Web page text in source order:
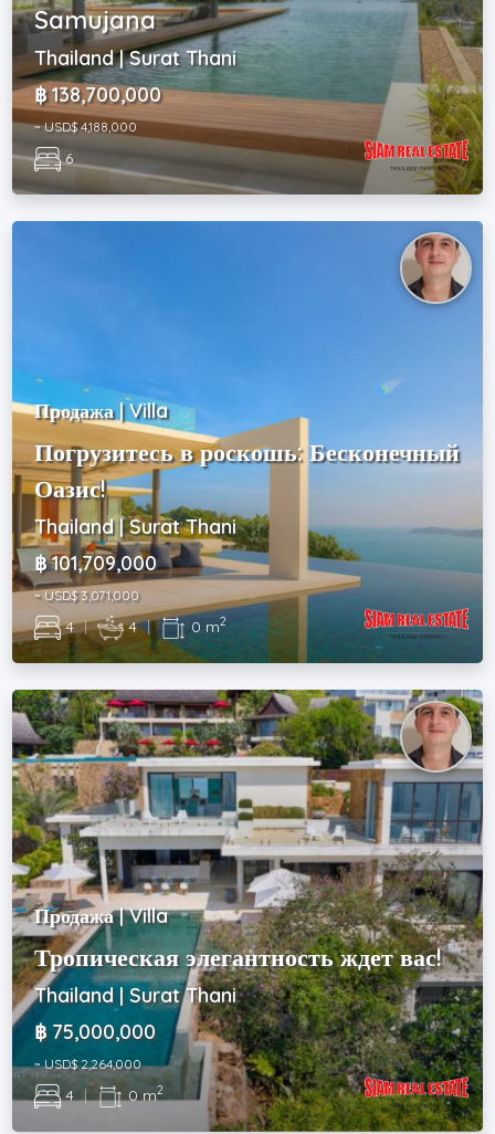
Samujana
Thailand | Surat Thani
฿ 138,700,000
~ USD$ 4,188,000
6
Продажа | Villa
Погрузитесь в роскошь: Бесконечный
Оазис!
Thailand | Surat Thani
฿ 101,709,000
~ USD$ 3,071,000
4 | 4 | 0 m2
Продажа | Villa
Тропическая элегантность ждет вас!
Thailand | Surat Thani
฿ 75,000,000
~ USD$ 2,264,000
4 | 0 m2